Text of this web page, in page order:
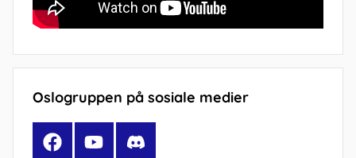
Oslogruppen på sosiale medier
FacebookYouTubeDiscord